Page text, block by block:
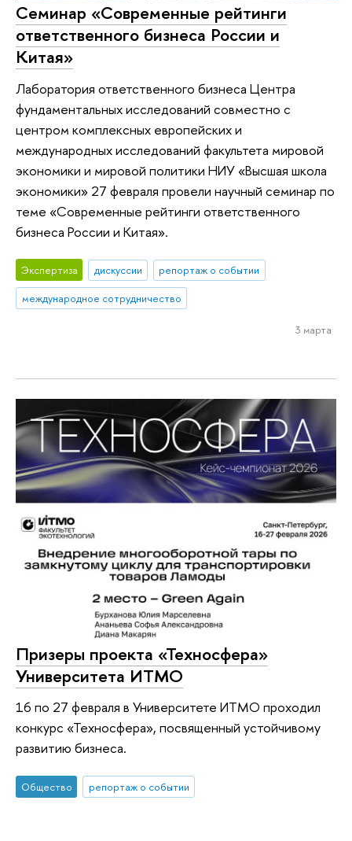
Семинар «Современные рейтинги
ответственного бизнеса России и
Китая»
Лаборатория ответственного бизнеса Центра
фундаментальных исследований совместно с
центром комплексных европейских и
международных исследований факультета мировой
экономики и мировой политики НИУ «Высшая школа
экономики» 27 февраля провели научный семинар по
теме «Современные рейтинги ответственного
бизнеса России и Китая».
Экспертиза дискуссии
репортаж о событии
международное сотрудничество
3 марта
Призеры проекта «Техносфера»
Университета ИТМО
16 по 27 февраля в Университете ИТМО проходил
конкурс «Техносфера», посвященный устойчивому
развитию бизнеса.
Общество репортаж о событии